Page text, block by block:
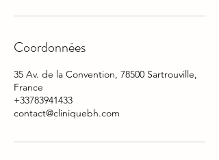
Coordonnées
35 Av. de la Convention, 78500 Sartrouville,
France
+33783941433
contact@cliniquebh.com